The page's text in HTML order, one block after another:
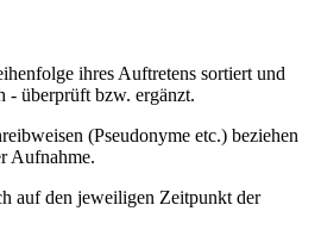
ihres Auftretens sortiert und
- überprüft bzw. ergänzt.
(Pseudonyme etc.) beziehen
Aufnahme.
auf den jeweiligen Zeitpunkt der